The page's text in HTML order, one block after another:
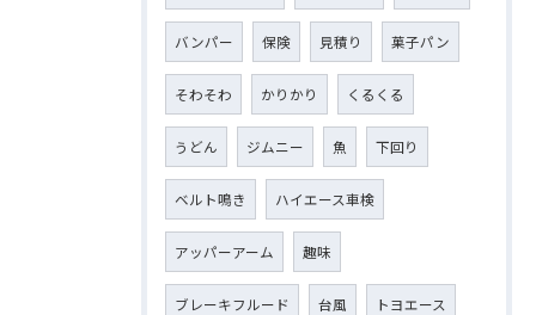
バンパー 保険 見積り 菓子パン
そわそわ かりかり くるくる
うどん ジムニー 魚 下回り
ベルト鳴き ハイエース車検
アッパーアーム 趣味
ブレーキフルード 台風 トヨエース